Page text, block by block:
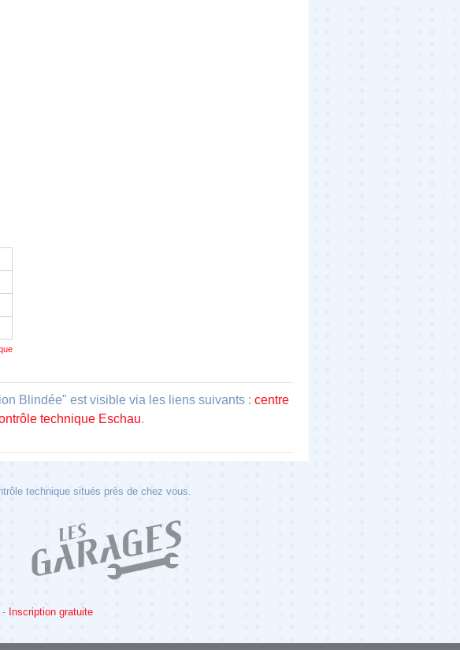
Blindée" est visible via les liens suivants : centre
technique Eschau.
technique situés près de chez vous.
- Inscription gratuite